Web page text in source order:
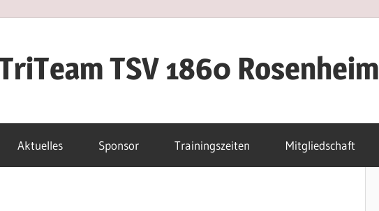
TSV 1860 Rosenheim
Aktuelles Sponsor Trainingszeiten Mitgliedschaft